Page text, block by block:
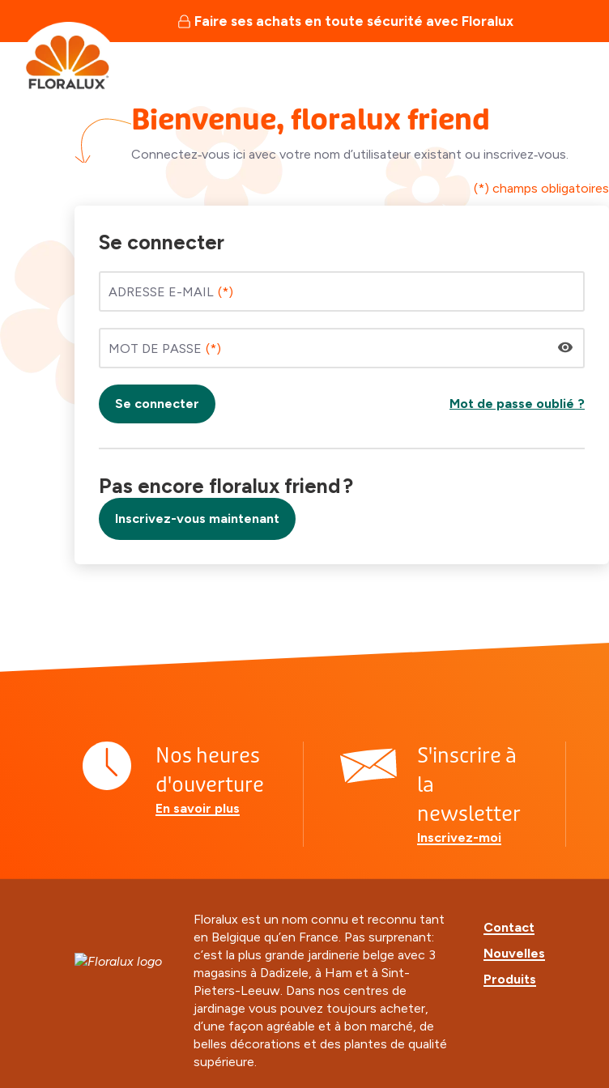
Faire ses achats en toute sécurité avec Floralux
Bienvenue, floralux friend
Connectez‑vous ici avec votre nom d’utilisateur existant ou inscrivez‑vous.
(*) champs obligatoires
Se connecter
ADRESSE E-MAIL
MOT DE PASSE
Mot de passe oublié ?
Se connecter
Inscrivez-vous maintenant
Pas encore floralux friend ?
Nos heures
d'ouverture
En savoir plus
S'inscrire à
la
newsletter
Inscrivez-moi
Floralux est un nom connu et reconnu tant
en Belgique qu’en France. Pas surprenant:
c’est la plus grande jardinerie belge avec 3
magasins à Dadizele, à Ham et à Sint-
Pieters-Leeuw. Dans nos centres de
jardinage vous pouvez toujours acheter,
d’une façon agréable et à bon marché, de
belles décorations et des plantes de qualité
supérieure.
Contact
Nouvelles
Produits